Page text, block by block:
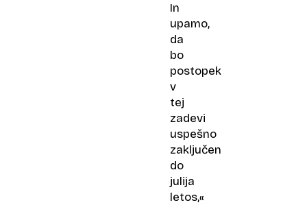
In
upamo,
da
bo
postopek
v
tej
zadevi
uspešno
zaključen
do
julija
letos,«